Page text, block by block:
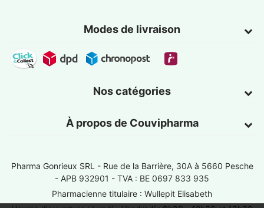
Modes de livraison
Nos catégories
À propos de Couvipharma
Pharma Gonrieux SRL - Rue de la Barrière, 30A à 5660 Pesche
- APB 932901 - TVA : BE 0697 833 935
Pharmacienne titulaire : Wullepit Elisabeth